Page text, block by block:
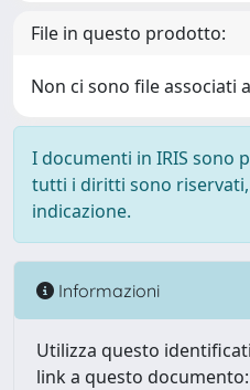
File in questo prodotto:
Non ci sono file associati
I documenti in IRIS sono
tutti i diritti sono riservati,
indicazione.
Informazioni
Utilizza questo
link a questo documento: